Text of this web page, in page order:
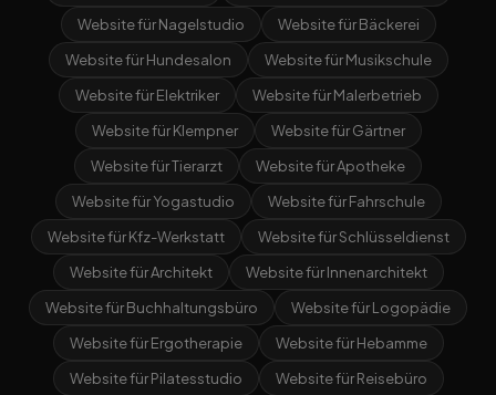
Website für Nagelstudio
Website für Bäckerei
Website für Hundesalon
Website für Musikschule
Website für Elektriker
Website für Malerbetrieb
Website für Klempner
Website für Gärtner
Website für Tierarzt
Website für Apotheke
Website für Yogastudio
Website für Fahrschule
Website für Kfz-Werkstatt
Website für Schlüsseldienst
Website für Architekt
Website für Innenarchitekt
Website für Buchhaltungsbüro
Website für Logopädie
Website für Ergotherapie
Website für Hebamme
Website für Pilatesstudio
Website für Reisebüro